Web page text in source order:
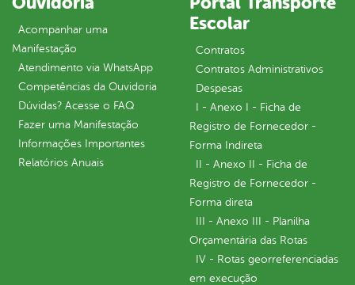
Acompanhar uma
Manifestação
Atendimento via WhatsApp
Competências da Ouvidoria
Dúvidas? Acesse o FAQ
Fazer uma Manifestação
Informações Importantes
Relatórios Anuais
Escolar
Contratos
Contratos Administrativos
Despesas
I - Anexo I - Ficha de
Registro de Fornecedor -
Forma Indireta
II - Anexo II - Ficha de
Registro de Fornecedor -
Forma direta
III - Anexo III - Planilha
Orçamentária das Rotas
IV - Rotas georreferenciadas
em execução